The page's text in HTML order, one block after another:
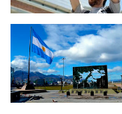
Imagen